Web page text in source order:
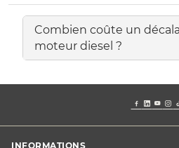
Combien coûte un
moteur diesel ?
INFORMATIONS